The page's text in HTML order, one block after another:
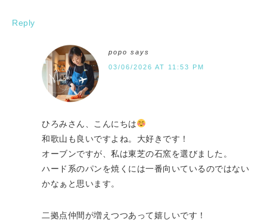
Reply
popo says
03/06/2026 AT 11:53 PM
ひろみさん、こんにちは
和歌山も良いですよね。大好きです！
オーブンですが、私は東芝の石窯を選びました。
ハード系のパンを焼くには一番向いているのではない
かなぁと思います。
二拠点仲間が増えつつあって嬉しいです！